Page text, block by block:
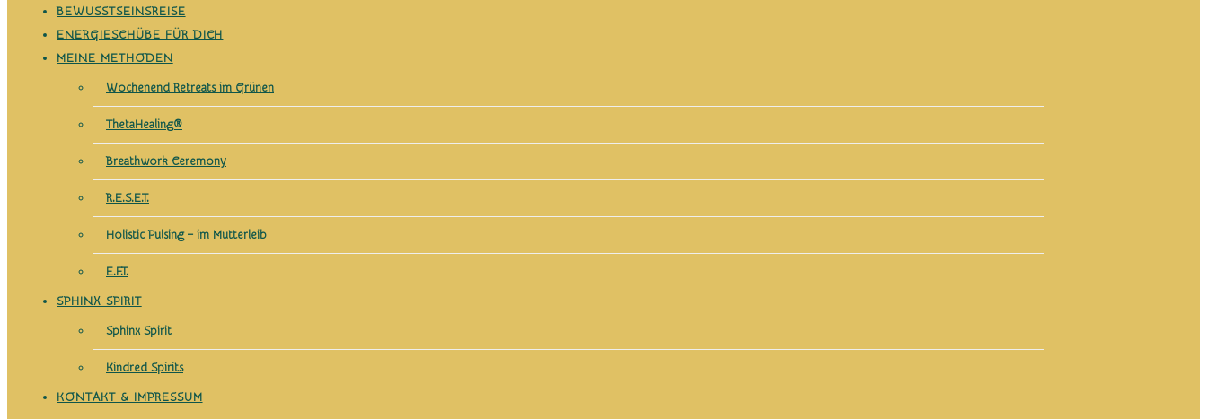
BEWUSSTSEINSREISE
ENERGIESCHÜBE FÜR DICH
MEINE METHODEN
Wochenend Retreats im Grünen
ThetaHealing®
Breathwork Ceremony
R.E.S.E.T.
Holistic Pulsing – im Mutterleib
E.F.T.
SPHINX SPIRIT
Sphinx Spirit
Kindred Spirits
KONTAKT & IMPRESSUM